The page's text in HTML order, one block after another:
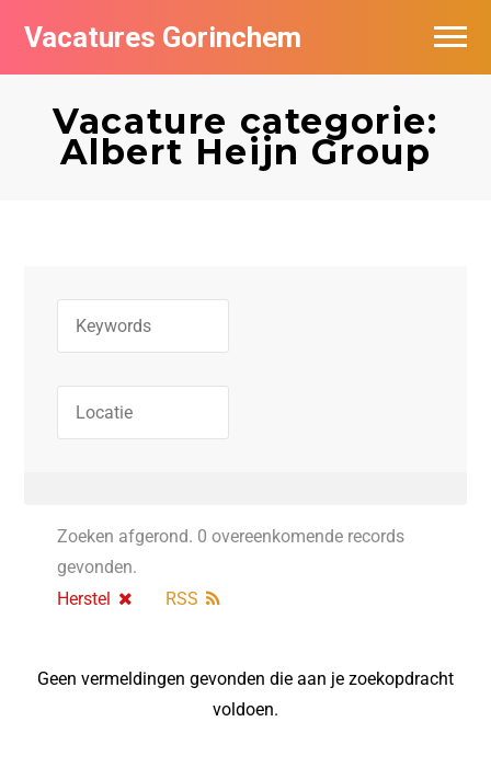
Vacatures Gorinchem
Vacature categorie:
Albert Heijn Group
Zoeken afgerond. 0 overeenkomende records
gevonden.
Herstel
RSS
Geen vermeldingen gevonden die aan je zoekopdracht
voldoen.
Vacatures bij bedrijven in Gorinchem
De populairste vacatures in Gorinchem